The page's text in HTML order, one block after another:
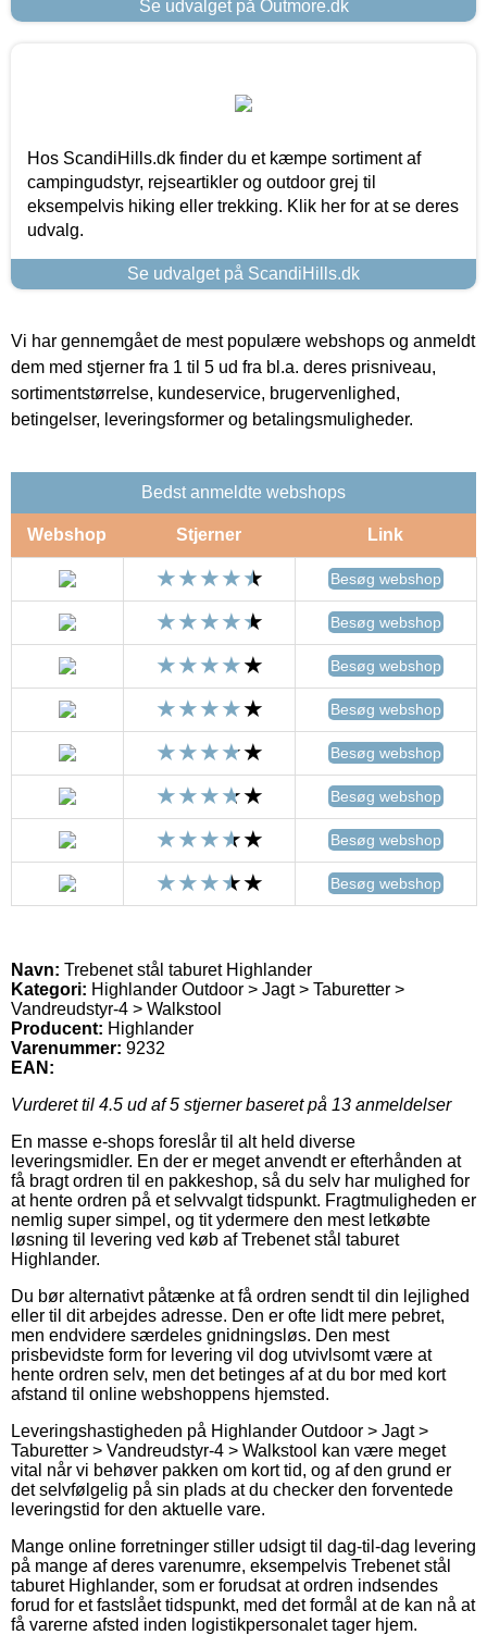
Se udvalget på Outmore.dk
Hos ScandiHills.dk finder du et kæmpe sortiment af
campingudstyr, rejseartikler og outdoor grej til
eksempelvis hiking eller trekking. Klik her for at se deres
udvalg.
Se udvalget på ScandiHills.dk
Vi har gennemgået de mest populære webshops og anmeldt
dem med stjerner fra 1 til 5 ud fra bl.a. deres prisniveau,
sortimentstørrelse, kundeservice, brugervenlighed,
betingelser, leveringsformer og betalingsmuligheder.
Bedst anmeldte webshops
Webshop Stjerner Link
Besøg webshop
Besøg webshop
Besøg webshop
Besøg webshop
Besøg webshop
Besøg webshop
Besøg webshop
Besøg webshop
Navn: Trebenet stål taburet Highlander
Kategori: Highlander Outdoor > Jagt > Taburetter >
Vandreudstyr-4 > Walkstool
Producent: Highlander
Varenummer: 9232
EAN:
Vurderet til 4.5 ud af 5 stjerner baseret på 13 anmeldelser
En masse e-shops foreslår til alt held diverse
leveringsmidler. En der er meget anvendt er efterhånden at
få bragt ordren til en pakkeshop, så du selv har mulighed for
at hente ordren på et selvvalgt tidspunkt. Fragtmuligheden er
nemlig super simpel, og tit ydermere den mest letkøbte
løsning til levering ved køb af Trebenet stål taburet
Highlander.
Du bør alternativt påtænke at få ordren sendt til din lejlighed
eller til dit arbejdes adresse. Den er ofte lidt mere pebret,
men endvidere særdeles gnidningsløs. Den mest
prisbevidste form for levering vil dog utvivlsomt være at
hente ordren selv, men det betinges af at du bor med kort
afstand til online webshoppens hjemsted.
Leveringshastigheden på Highlander Outdoor > Jagt >
Taburetter > Vandreudstyr-4 > Walkstool kan være meget
vital når vi behøver pakken om kort tid, og af den grund er
det selvfølgelig på sin plads at du checker den forventede
leveringstid for den aktuelle vare.
Mange online forretninger stiller udsigt til dag-til-dag levering
på mange af deres varenumre, eksempelvis Trebenet stål
taburet Highlander, som er forudsat at ordren indsendes
forud for et fastslået tidspunkt, med det formål at de kan nå at
få varerne afsted inden logistikpersonalet tager hjem.